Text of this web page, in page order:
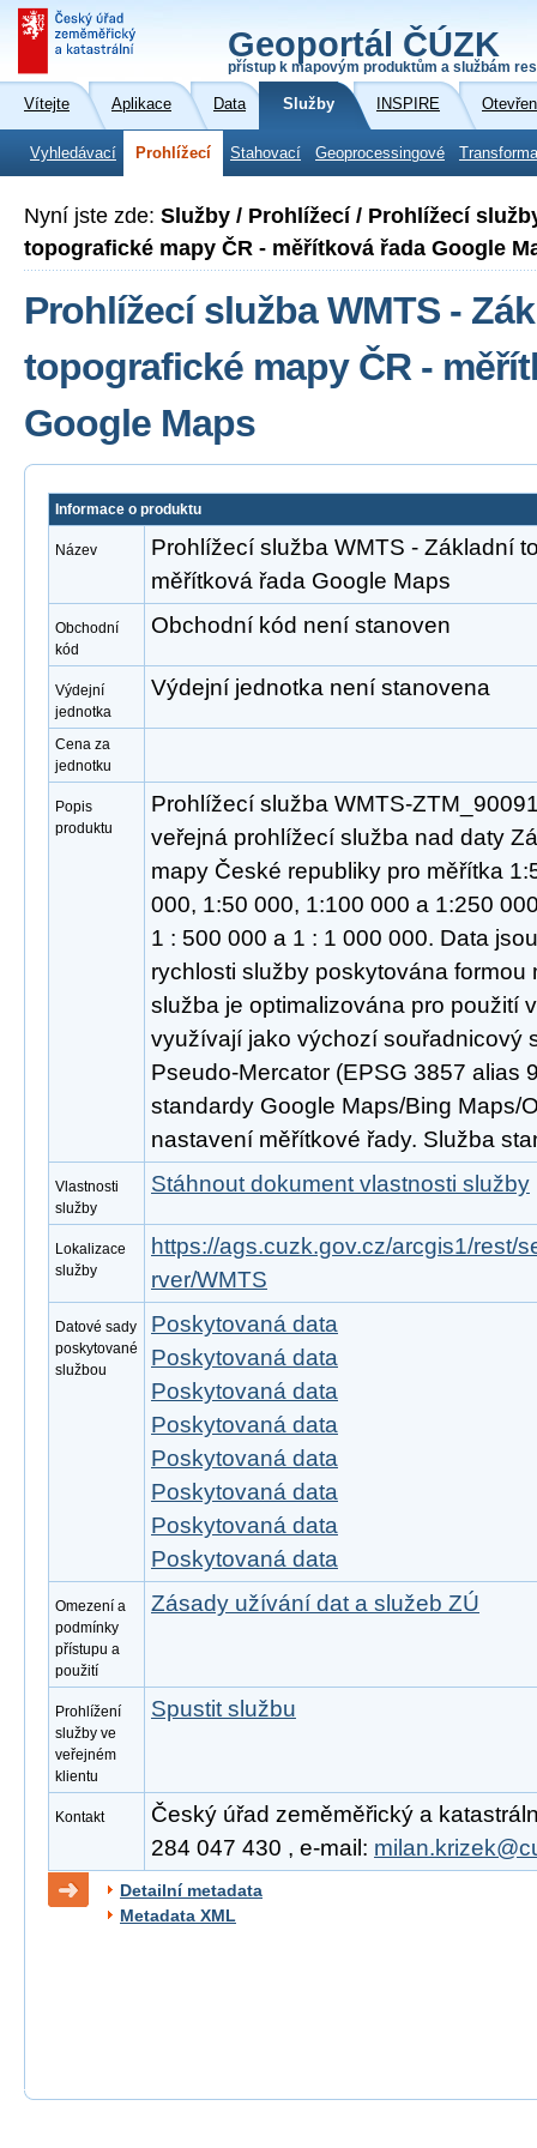
Geoportál ČÚZK
přístup k mapovým produktům a službám
Vítejte Aplikace Data Služby INSPIRE
Vyhledávací Prohlížecí Stahovací Geoprocessingové
Nyní jste zde: Služby / Prohlížecí / Prohlížecí
topografické mapy ČR - měřítková řada Google
Prohlížecí služba WMTS -
topografické mapy ČR -
Google Maps
Informace o produktu
Název
Prohlížecí služba WMTS - Základní
měřítková řada Google Maps
Obchodní
kód
Obchodní kód není stanoven
Výdejní
jednotka
Výdejní jednotka není stanovena
Cena za
jednotku
Popis
produktu
Prohlížecí služba WMTS-
veřejná prohlížecí služba nad daty
mapy České republiky pro měřítka
000, 1:50 000, 1:100 000 a 1:250
1 : 500 000 a 1 : 1 000 000. Data
rychlosti služby poskytována formou
služba je optimalizována pro použití
využívají jako výchozí souřadnicový
Pseudo-Mercator (EPSG 3857 alias
standardy Google Maps/Bing Maps/
nastavení měřítkové řady. Služba
Vlastnosti
služby
Stáhnout dokument vlastnosti služby
Lokalizace
služby
https://ags.cuzk.gov.cz/arcgis1/rest/
rver/WMTS
Datové sady
poskytované
službou
Poskytovaná data
Poskytovaná data
Poskytovaná data
Poskytovaná data
Poskytovaná data
Poskytovaná data
Poskytovaná data
Poskytovaná data
Omezení a
podmínky
přístupu a
použití
Zásady užívání dat a služeb ZÚ
Prohlížení
služby ve
veřejném
klientu
Spustit službu
Kontakt
Český úřad zeměměřický a
284 047 430 , e-mail:
Detailní metadata
Metadata XML